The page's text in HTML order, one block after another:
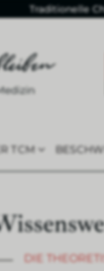
Traditionelle
TCM
DIE